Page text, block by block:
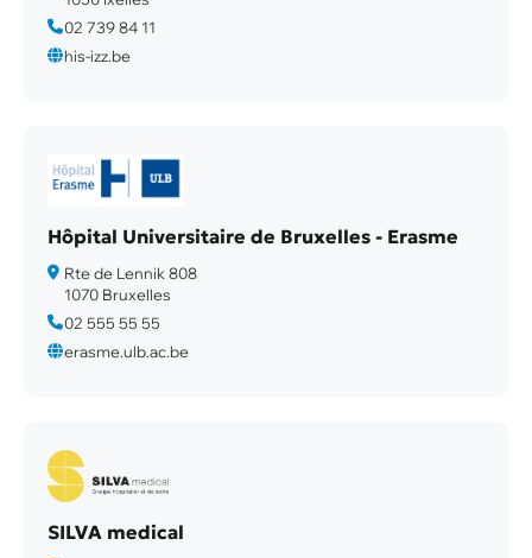
02 739 84 11
his-izz.be
Hôpital Universitaire de Bruxelles - Erasme
Rte de Lennik 808
1070 Bruxelles
02 555 55 55
erasme.ulb.ac.be
SILVA medical